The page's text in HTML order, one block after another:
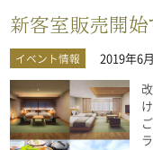
新客室販売開始
イベント情報
2019年6